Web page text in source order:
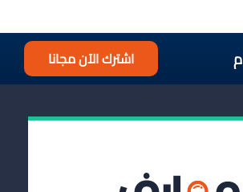
اشترك الآن مجانا